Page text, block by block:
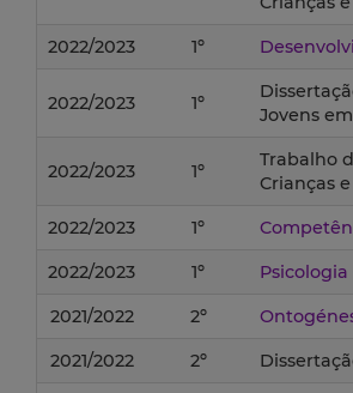
2022/2023 1º
2022/2023 1º
Jovens
2022/2023 1º
Trabalho
Crianças
2022/2023 1º
2022/2023 1º
2021/2022 2º
2021/2022 2º